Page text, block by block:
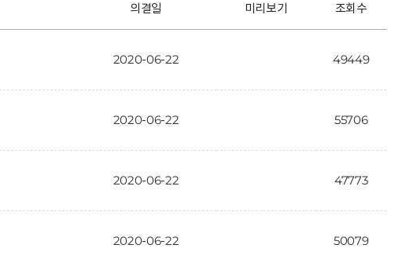
의결일 미리보기 조회수
2020-06-22 49449
2020-06-22 55706
2020-06-22 47773
2020-06-22 50079